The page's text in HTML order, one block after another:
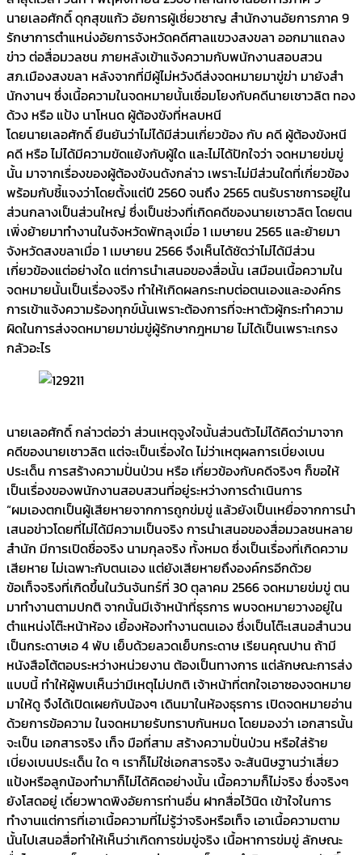
นายเลอศักดิ์ ดุกสุขแก้ว อัยการผู้เชี่ยวชาญ สำนักงานอัยการภาค 9
รักษาการตำแหน่งอัยการจังหวัดคดีศาลแขวงสงขลา ออกมาแถลง
ข่าว ต่อสื่อมวลชน ภายหลังเข้าแจ้งความกับพนักงานสอบสวน
สภ.เมืองสงขลา หลังจากที่มีผู้ไม่หวังดีส่งจดหมายมาขู่ฆ่า มายังสำ
นักงานฯ ซึ่งเนื้อความในจดหมายนั้นเชื่อมโยงกับคดีนายเชาวลิต ทอง
ด้วง หรือ แป้ง นาโหนด ผู้ต้องขังที่หลบหนี
โดยนายเลอศักดิ์ ยืนยันว่าไม่ได้มีส่วนเกี่ยวข้อง กับ คดี ผู้ต้องขังหนี
คดี หรือ ไม่ได้มีความขัดแย้งกับผู้ใด และไม่ได้ปักใจว่า จดหมายข่มขู่
นั้น มาจากเรื่องของผู้ต้องขังนดังกล่าว เพราะไม่มีส่วนใดที่เกี่ยวข้อง
พร้อมกับชี้แจงว่าโดยตั้งแต่ปี 2560 จนถึง 2565 ตนรับราชการอยู่ใน
ส่วนกลางเป็นส่วนใหญ่ ซึ่งเป็นช่วงที่เกิดคดีของนายเชาวลิต โดยตน
เพิ่งย้ายมาทำงานในจังหวัดพัทลุงเมื่อ 1 เมษายน 2565 และย้ายมา
จังหวัดสงขลาเมื่อ 1 เมษายน 2566 จึงเห็นได้ชัดว่าไม่ได้มีส่วน
เกี่ยวข้องแต่อย่างใด แต่การนำเสนอของสื่อนั้น เสมือนเนื้อความใน
จดหมายนั้นเป็นเรื่องจริง ทำให้เกิดผลกระทบต่อตนเองและองค์กร
การเข้าแจ้งความร้องทุกข์นั้นเพราะต้องการที่จะหาตัวผู้กระทำความ
ผิดในการส่งจดหมายมาข่มขู่ผู้รักษากฎหมาย ไม่ได้เป็นเพราะเกรง
กลัวอะไร
นายเลอศักดิ์ กล่าวต่อว่า ส่วนเหตุจูงใจนั้นส่วนตัวไม่ได้คิดว่ามาจาก
คดีของนายเชาวลิต แต่จะเป็นเรื่องใด ไม่ว่าเหตุผลการเบี่ยงเบน
ประเด็น การสร้างความปั่นป่วน หรือ เกี่ยวข้องกับคดีจริงๆ ก็ขอให้
เป็นเรื่องของพนักงานสอบสวนที่อยู่ระหว่างการดำเนินการ
“ผมเองตกเป็นผู้เสียหายจากการถูกข่มขู่ แล้วยังเป็นเหยื่อจากการนำ
เสนอข่าวโดยที่ไม่ได้มีความเป็นจริง การนำเสนอของสื่อมวลชนหลาย
สำนัก มีการเปิดชื่อจริง นามกุลจริง ทั้งหมด ซึ่งเป็นเรื่องที่เกิดความ
เสียหาย ไม่เฉพาะกับตนเอง แต่ยังเสียหายถึงองค์กรอีกด้วย
ข้อเท็จจริงที่เกิดขึ้นในวันจันทร์ที่ 30 ตุลาคม 2566 จดหมายข่มขู่ ตน
มาทำงานตามปกติ จากนั้นมีเจ้าหน้าที่ธุรการ พบจดหมายวางอยู่ใน
ตำแหน่งโต๊ะหน้าห้อง เยื้องห้องทำงานตนเอง ซึ่งเป็นโต๊ะเสนอสำนวน
เป็นกระดาษเอ 4 พับ เย็บด้วยลวดเย็บกระดาษ เรียนคุณปาน ถ้ามี
หนังสือโต้ตอบระหว่างหน่วยงาน ต้องเป็นทางการ แต่ลักษณะการส่ง
แบบนี้ ทำให้ผู้พบเห็นว่ามีเหตุไม่ปกติ เจ้าหน้าที่ตกใจเอาซองจดหมาย
มาให้ดู จึงได้เปิดเผยกับน้องๆ เดินมาในห้องธุรการ เปิดจดหมายอ่าน
ด้วยการข้อความ ในจดหมายรับทราบกันหมด โดยมองว่า เอกสารนั้น
จะเป็น เอกสารจริง เท็จ มือที่สาม สร้างความปั่นป่วน หรือใส่ร้าย
เบี่ยงเบนประเด็น ใด ๆ เราก็ไม่ใช่เอกสารจริง จะสันนิษฐานว่าเสี่ยว
แป้งหรือลูกน้องทำมาก็ไม่ได้คิดอย่างนั้น เนื้อความก็ไม่จริง ซึ่งจริงๆ
ยังโสดอยู่ เดี๋ยวพาดพิงอัยการท่านอื่น ฝากสื่อไว้นิด เข้าใจในการ
ทำงานแต่การที่เอาเนื้อความที่ไม่รู้ว่าจริงหรือเท็จ เอาเนื้อความตาม
นั้นไปเสนอสื่อทำให้เห็นว่าเกิดการข่มขู่จริง เนื้อหาการข่มขู่ ลักษณะ